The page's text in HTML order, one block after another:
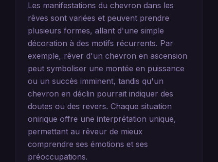
Les manifestations du chevron dans les
rêves sont variées et peuvent prendre
plusieurs formes, allant d'une simple
décoration à des motifs récurrents. Par
exemple, rêver d'un chevron en ascension
peut symboliser une montée en puissance
ou un succès imminent, tandis qu'un
chevron en déclin pourrait indiquer des
doutes ou des revers. Chaque situation
onirique offre une interprétation unique,
permettant au rêveur de mieux
comprendre ses émotions et ses
préoccupations.